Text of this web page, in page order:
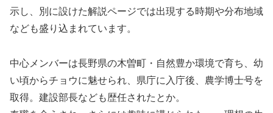
示し、別に設けた解説ページでは出現する時期や分布地域
なども盛り込まれています。
中心メンバーは長野県の木曽町・自然豊か環境で育ち、幼
い頃からチョウに魅せられ、県庁に入庁後、農学博士号を
取得。建設部長なども歴任されたとか。